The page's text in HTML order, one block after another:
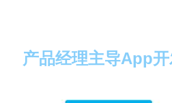
产品经理主导App